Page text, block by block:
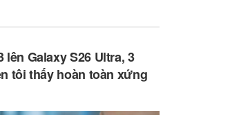
lên Galaxy S26 Ultra, 3
tôi thấy hoàn toàn xứng